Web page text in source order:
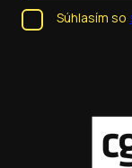
Súhlasím so